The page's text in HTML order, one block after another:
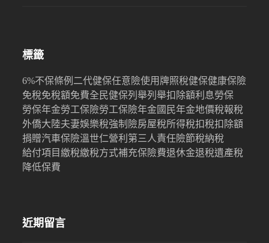
標籤
6%不保條例 二代健保任意險使用牌照稅健保健康保險
免稅免稅額免費全民健保列舉列舉扣除額利息勞保
勞保年金勞工保險勞工保險年金國民年金地價稅報稅
外僑大陸夫妻娛樂稅強制險房屋稅所得稅扣稅扣除額
捐贈汽車保險溫世仁營利 第三人責任險節稅納稅
給付項目繳稅繳稅方式補充保險費退休金退稅遺產稅
降低保費
近期留言